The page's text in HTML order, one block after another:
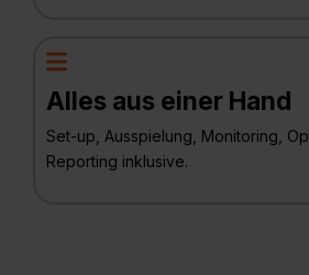
Alles aus einer Hand
Set-up, Ausspielung, Monitoring,
Reporting inklusive.